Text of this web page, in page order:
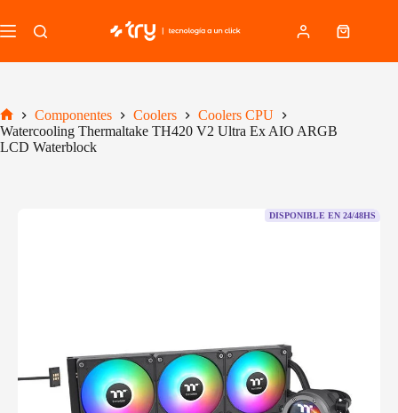
al
contenido
Carro
Inicio
Componentes Coolers
Coolers CPU
Watercooling Thermaltake TH420 V2 Ultra Ex AIO ARGB
LCD Waterblock
DISPONIBLE EN 24/48HS